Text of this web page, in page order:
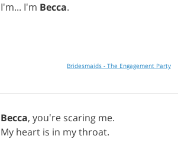
I'm... I'm Becca.
Bridesmaids - The Engagement Party
Becca, you're scaring me.
My heart is in mythroat.